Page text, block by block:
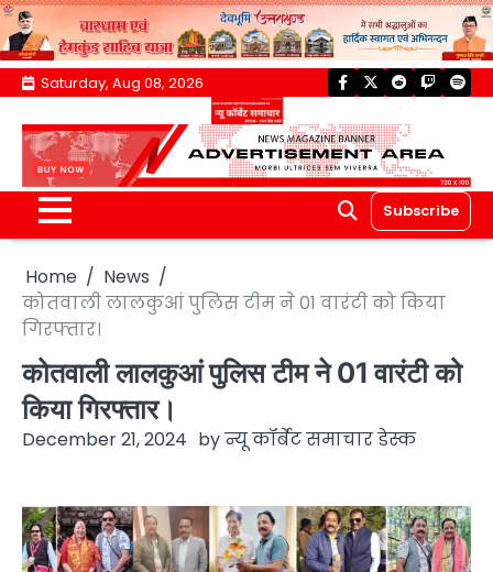
Skip
content
Saturday, Aug 08, 2026 facebook
twitterreddittwitch
Subscribe
Home
News
कोतवाली लालकुआं पुलिस टीम ने 01 वारंटी को किया
गिरफ्तार।
कोतवाली लालकुआं पुलिस टीम ने 01 वारंटी को
किया गिरफ्तार।
December 21, 2024 byन्यू कॉर्बेट समाचार डेस्क